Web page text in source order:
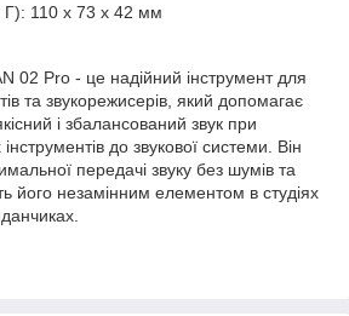
110 x 73 x 42 мм
02 Pro - це надійний інструмент для
та звукорежисерів, який допомагає
і збалансований звук при
до звукової системи. Він
передачі звуку без шумів та
його незамінним елементом в студіях